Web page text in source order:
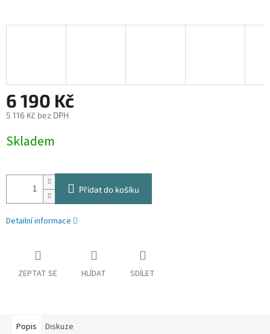
6 190 Kč
5 116 Kč bez DPH
cena:
Skladem
Přidat do košíku
Detailní informace
ZEPTAT SE HLÍDAT SDÍLET
Popis Diskuze